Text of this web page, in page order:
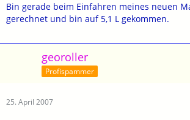
Bin gerade beim Einfahren meines neuen
gerechnet und bin auf 5,1 L gekommen.
georoller
Profispammer
25. April 2007